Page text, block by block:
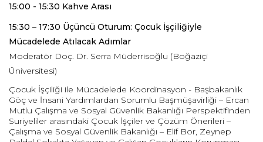
15:00 - 15:30 Kahve Arası
15:30 – 17:30 Üçüncü Oturum: Çocuk İşçiliğiyle
Mücadelede Atılacak Adımlar
Moderatör Doç. Dr. Serra Müderrisoğlu (Boğaziçi
Üniversitesi)
Çocuk İşçiliği ile Mücadelede Koordinasyon - Başbakanlık
Göç ve İnsani Yardımlardan Sorumlu Başmüşavirliği – Ercan
Mutlu Çalışma ve Sosyal Güvenlik Bakanlığı Perspektifinden
Suriyeliler arasındaki Çocuk İşçiler ve Çözüm Önerileri –
Çalışma ve Sosyal Güvenlik Bakanlığı – Elif Bor, Zeynep